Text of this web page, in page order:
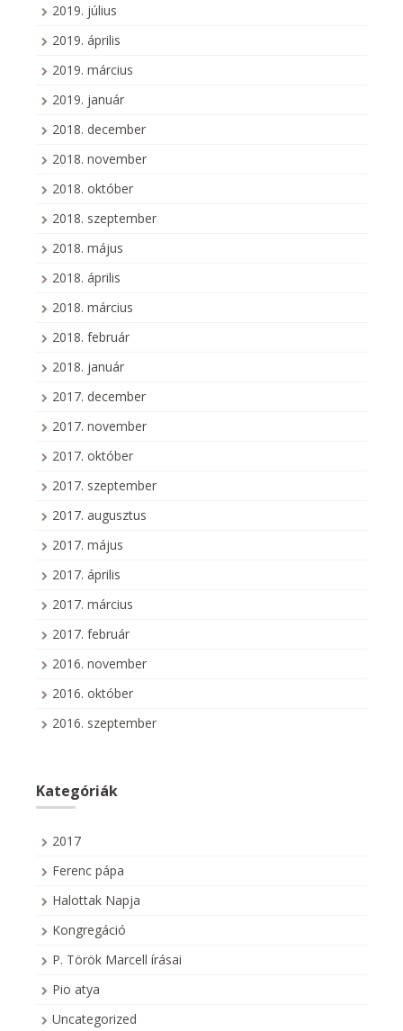
2019. július
2019. április
2019. március
2019. január
2018. december
2018. november
2018. október
2018. szeptember
2018. május
2018. április
2018. március
2018. február
2018. január
2017. december
2017. november
2017. október
2017. szeptember
2017. augusztus
2017. május
2017. április
2017. március
2017. február
2016. november
2016. október
2016. szeptember
Kategóriák
2017
Ferenc pápa
Halottak Napja
Kongregáció
P. Török Marcell írásai
Pio atya
Uncategorized